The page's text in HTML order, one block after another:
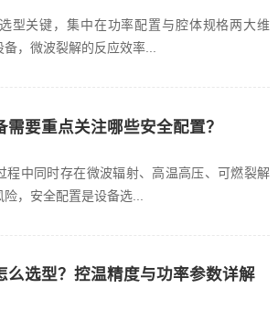
型关键，集中在功率配置与腔体规格两大维
，微波裂解的反应效率...
要重点关注哪些安全配置？
程中同时存在微波辐射、高温高压、可燃裂解
，安全配置是设备选...
么选型？控温精度与功率参数详解